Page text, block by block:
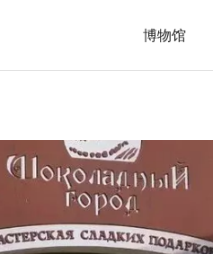
博物馆